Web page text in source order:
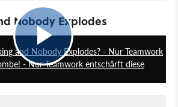
Nobody Explodes
and Nobody Explodes? - Nur Teamwork
- Nur Teamwork entschärft diese